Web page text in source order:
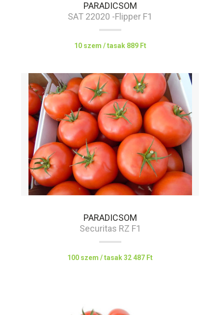
PARADICSOM
SAT 22020 -Flipper F1
10 szem / tasak 889 Ft
PARADICSOM
Securitas RZ F1
100 szem / tasak32 487 Ft